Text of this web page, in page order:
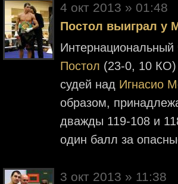
4 окт 2013 » 01:48
Постол выиграл у
Постол (23-0, 10
судей над Игнасио
образом,
дважды 119-108 и
один балл за
3 окт 2013 » 11:38